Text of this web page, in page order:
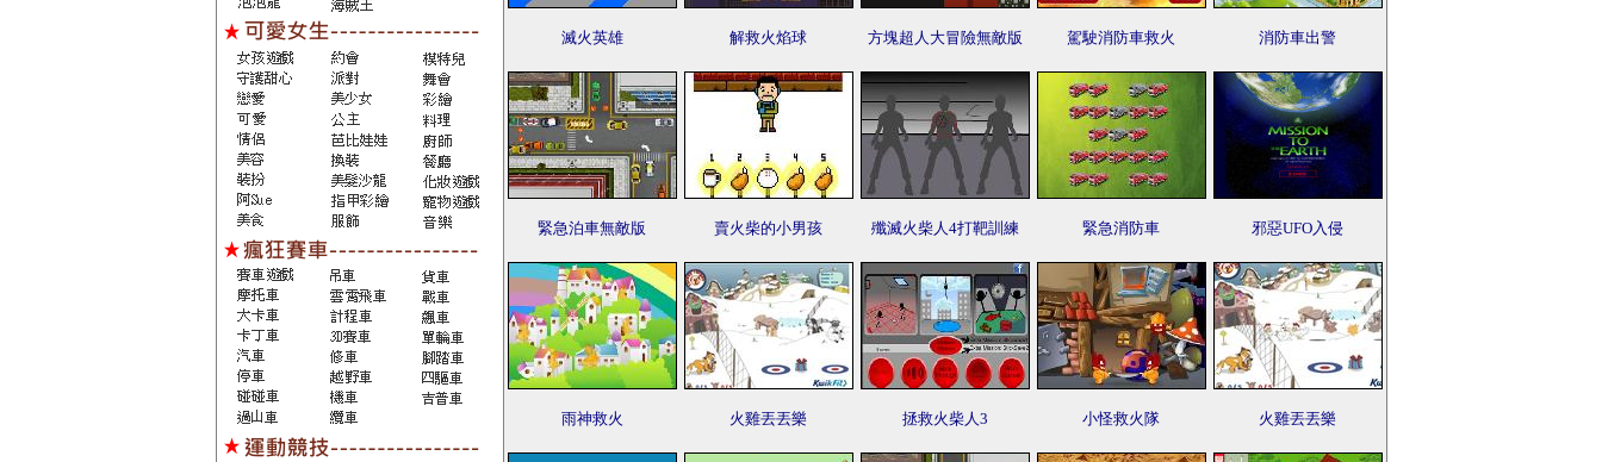
滅火英雄 解救火焰球 方塊超人大冒險無敵版 駕駛消防車救火 消防車出警
緊急泊車無敵版 賣火柴的小男孩 殲滅火柴人4打靶訓練 緊急消防車 邪惡UFO入侵
雨神救火 火雞丟丟樂 拯救火柴人3 小怪救火隊 火雞丟丟樂